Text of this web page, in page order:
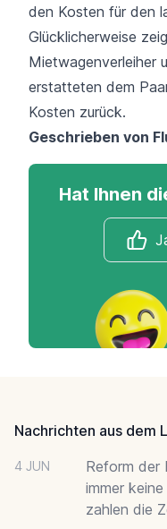
den Kosten für den
Glücklicherweise
Mietwagenverleiher
erstatteten dem
Kosten zurück.
Geschrieben von
Hat Ihnen
Nachrichten aus dem
4 JUN
Reform der
immer
zahlen die